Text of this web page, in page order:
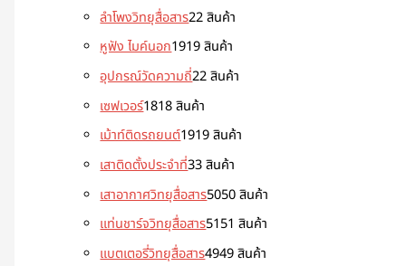
ลำโพงวิทยุสื่อสาร22 สินค้า
หูฟัง ไมค์นอก1919 สินค้า
อุปกรณ์วัดความถี่22 สินค้า
เซฟเวอร์1818 สินค้า
เม้าท์ติดรถยนต์1919 สินค้า
เสาติดตั้งประจำที่33 สินค้า
เสาอากาศวิทยุสื่อสาร5050 สินค้า
แท่นชาร์จวิทยุสื่อสาร5151 สินค้า
แบตเตอรี่วิทยุสื่อสาร4949 สินค้า